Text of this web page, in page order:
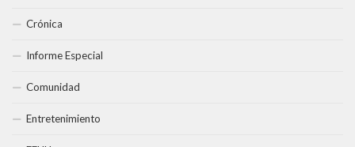
Crónica
Informe Especial
Comunidad
Entretenimiento